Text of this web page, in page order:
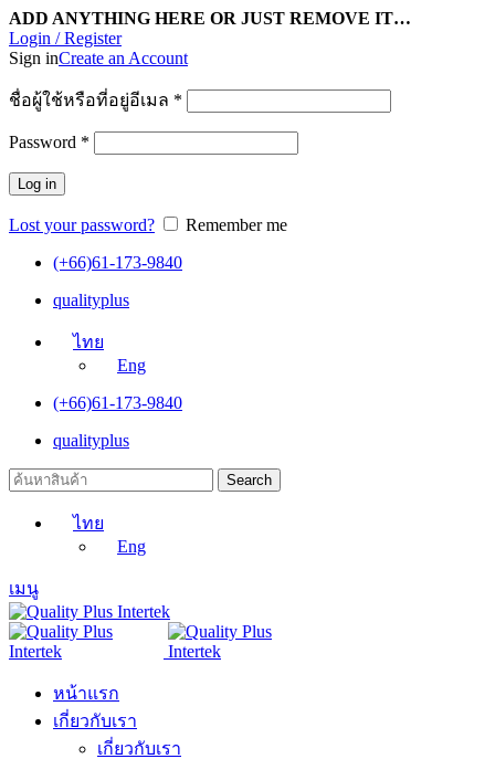
ADD ANYTHING HERE OR JUST REMOVE IT…
Login / Register
Sign inCreate an Account
ชื่อผู้ใช้หรือที่อยู่อีเมล *
Password *
Log in
Lost your password?
Remember me
(+66)61-173-9840
qualityplus
ไทย
Eng
(+66)61-173-9840
qualityplus
Search
ไทย
Eng
เมนู
หน้าแรก
เกี่ยวกับเรา
เกี่ยวกับเรา